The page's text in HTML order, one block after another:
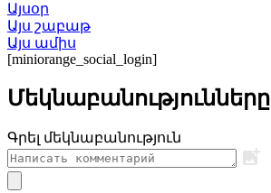
Այսօր
Այս շաբաթ
Այս ամիս
[miniorange_social_login]
Մեկնաբանությունները
Գրել մեկնաբանություն